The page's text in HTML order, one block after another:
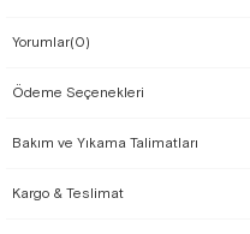
Yorumlar(0)
Ödeme Seçenekleri
Bakım ve Yıkama Talimatları
Kargo & Teslimat